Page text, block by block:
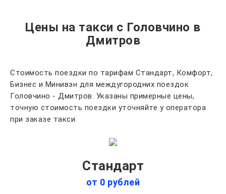
Цены на такси с Головчино в
Дмитров
Стоимость поездки по тарифам Стандарт, Комфорт,
Бизнес и Минивэн для междугородних поездок
Головчино - Дмитров. Указаны примерные цены,
точную стоимость поездки уточняйте у оператора
при заказе такси.
Стандарт
от 0 рублей